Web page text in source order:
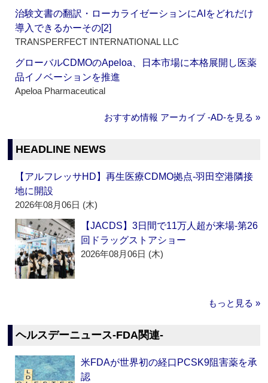
治験文書の翻訳・ローカライゼーションにAIをどれだけ
導入できるかーその[2]
TRANSPERFECT INTERNATIONAL LLC
グローバルCDMOのApeloa、日本市場に本格展開し医薬
品イノベーションを推進
Apeloa Pharmaceutical
おすすめ情報 アーカイブ ‐AD‐を見る »
HEADLINE NEWS
【アルフレッサHD】再生医療CDMO拠点‐羽田空港隣接
地に開設
2026年08月06日 (木)
【JACDS】3日間で11万人超が来場‐第26
回ドラッグストアショー
2026年08月06日 (木)
もっと見る »
ヘルスデーニュース‐FDA関連‐
米FDAが世界初の経口PCSK9阻害薬を承
認